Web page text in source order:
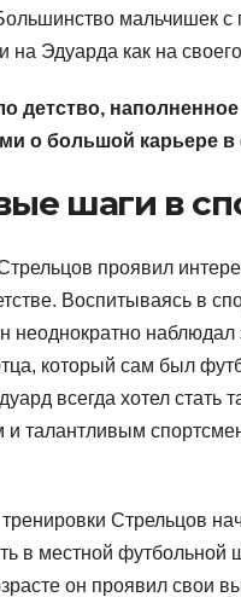
мальчишек с
на Эдуарда как на
детство,
о большой карьере в
шаги в
проявил
Воспитываясь в
неоднократно наблюдал
который сам был
всегда хотел стать
и талантливым
Стрельцов
в местной футбольной
он проявил свои